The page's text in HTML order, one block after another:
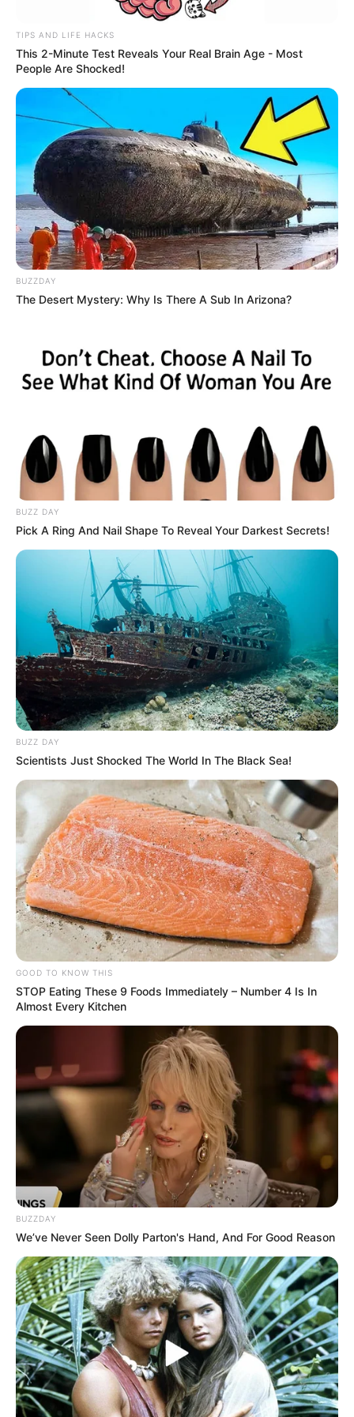
Facebook Twitter
Zwiastun
TIPS AND LIFE HACKS
This 2-Minute Test Reveals Your Real Brain Age - Most
People Are Shocked!
BUZZDAY
The Desert Mystery: Why Is There A Sub In Arizona?
BUZZ DAY
Pick A Ring And Nail Shape To Reveal Your Darkest Secrets!
BUZZ DAY
Scientists Just Shocked The World In The Black Sea!
GOOD TO KNOW THIS
STOP Eating These 9 Foods Immediately – Number 4 Is In
Almost Every Kitchen
BUZZDAY
We’ve Never Seen Dolly Parton's Hand, And For Good Reason